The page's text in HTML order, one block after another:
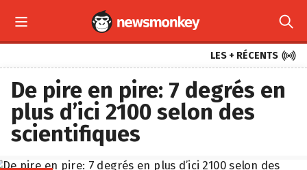
 
LES + RÉCENTS 
De pire en pire: 7 degrés en
plus d’ici 2100 selon des
scientifiques